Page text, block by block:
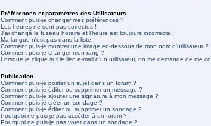
Préférences et paramètres des Utilisateurs
Comment puis-je changer mes préférences ?
Les heures ne sont pas correctes !
J'ai changé le fuseau horaire et l'heure est toujours incorrecte !
Ma langue n'est pas dans la liste !
Comment puis-je montrer une image en-dessous de mon nom d'utilisateur ?
Comment puis-je changer mon rang ?
Lorsque je clique sur le lien e-mail d'un utilisateur, on me demande de me
Publication
Comment puis-je poster un sujet dans un forum ?
Comment puis-je éditer ou supprimer un message ?
Comment puis-je ajouter une signature à mon message ?
Comment puis-je créer un sondage ?
Comment puis-je éditer ou supprimer un sondage ?
Pourquoi ne puis-je pas accéder à un forum ?
Pourquoi ne puis-je pas voter dans un sondage ?